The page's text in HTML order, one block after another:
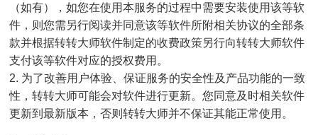
（如有），如您在使用本服务的过程中需要安装使用该等软
件，则您需另行阅读并同意该等软件所附相关协议的全部条
款并根据转转大师软件制定的收费政策另行向转转大师软件
支付该等软件对应的授权费用。
2. 为了改善用户体验、保证服务的安全性及产品功能的一致
性，转转大师可能会对软件进行更新。您同意及时相关软件
更新到最新版本，否则转转大师并不保证其能正常使用。